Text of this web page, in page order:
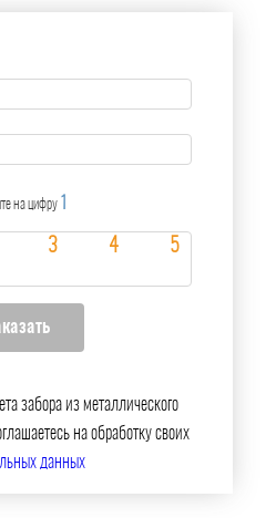
на цифру 1
забора из металлического
на обработку своих
данных